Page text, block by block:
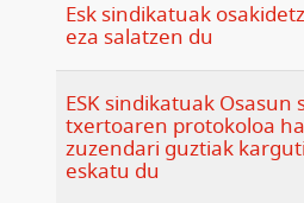
Esk sindikatuak
eza salatzen du
ESK sindikatuak Osasun
txertoaren protokoloa
zuzendari guztiak
eskatu du